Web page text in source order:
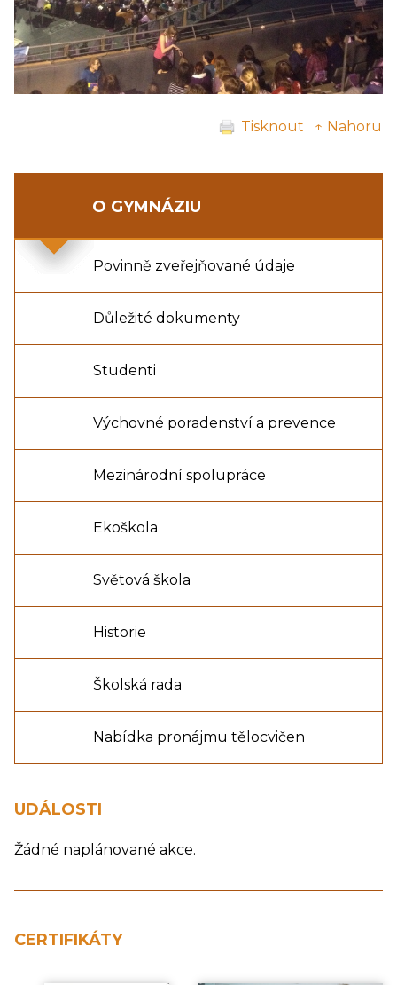
Tisknout ↑ Nahoru
O GYMNÁZIU
Povinně zveřejňované údaje
Důležité dokumenty
Studenti
Výchovné poradenství a prevence
Mezinárodní spolupráce
Ekoškola
Světová škola
Historie
Školská rada
Nabídka pronájmu tělocvičen
UDÁLOSTI
Žádné naplánované akce.
CERTIFIKÁTY